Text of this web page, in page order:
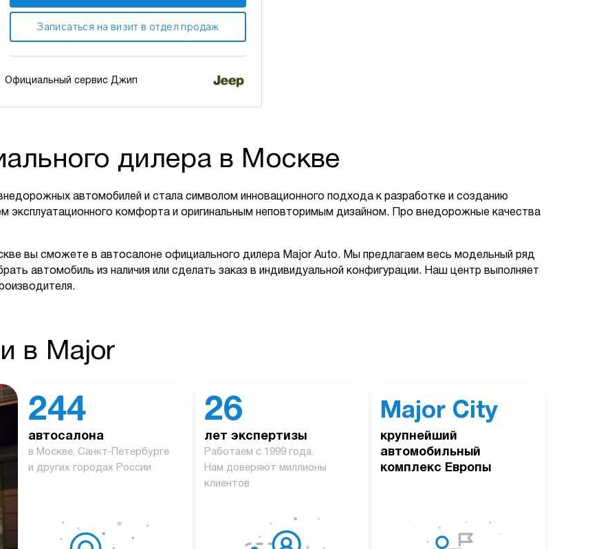
Записаться на визит в отдел продаж
Официальный сервис Джип
дилера в Москве
автомобилей и стала символом инновационного подхода к разработке и созданию
эксплуатационного комфорта и оригинальным неповторимым дизайном. Про внедорожные качества
вы сможете в автосалоне официального дилера Major Auto. Мы предлагаем весь модельный ряд
автомобиль из наличия или сделать заказ в индивидуальной конфигурации. Наш центр выполняет
в Major
244
автосалона
в Москве, Санкт-Петербурге
и других городах России
26
лет экспертизы
Работаем с 1999 года.
Нам доверяют миллионы
клиентов
Major City
крупнейший
автомобильный
комплекс Европы